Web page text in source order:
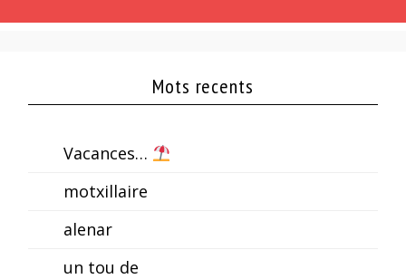
Mots recents
Vacances…
motxillaire
alenar
un tou de